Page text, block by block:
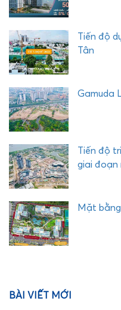
Tiến độ
Tân
Gamuda
Tiến độ
giai đoạn
Mặt
BÀI VIẾT MỚI